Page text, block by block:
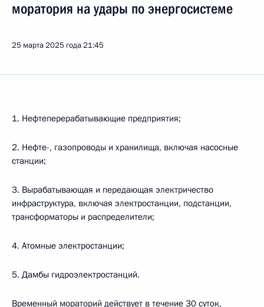
моратория на удары по энергосистеме
25 марта 2025 года21:45
1. Нефтеперерабатывающие предприятия;
2. Нефте-, газопроводы и хранилища, включая насосные
станции;
3. Вырабатывающая и передающая электричество
инфраструктура, включая электростанции, подстанции,
трансформаторы и распределители;
4. Атомные электростанции;
5. Дамбы гидроэлектростанций.
Временный мораторий действует в течение 30 суток,